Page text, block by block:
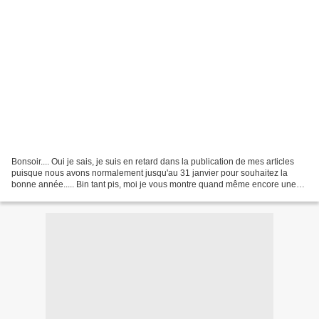
Bonsoir.... Oui je sais, je suis en retard dans la publication de mes articles
puisque nous avons normalement jusqu'au 31 janvier pour souhaitez la
bonne année..... Bin tant pis, moi je vous montre quand même encore une